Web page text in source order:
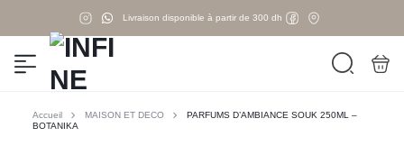
Livraison disponible à partir de 300 dh
Accueil MAISON ET DECO
PARFUMS D’AMBIANCE SOUK 250ML –
BOTANIKA